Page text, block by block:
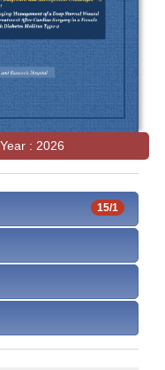
: 2026
15/1